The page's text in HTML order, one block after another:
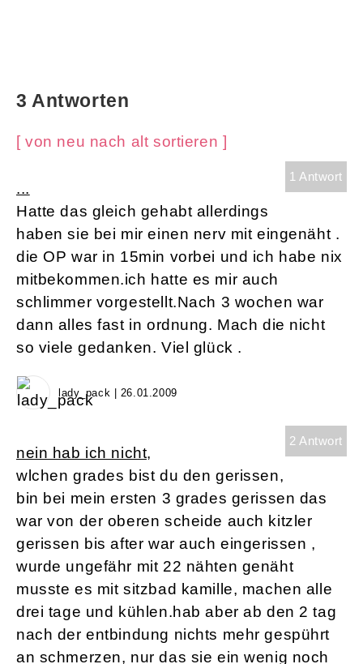
3 Antworten
[ von neu nach alt sortieren ]
1 Antwort
...
Hatte das gleich gehabt allerdings
haben sie bei mir einen nerv mit eingenäht .
die OP war in 15min vorbei und ich habe nix
mitbekommen.ich hatte es mir auch
schlimmer vorgestellt.Nach 3 wochen war
dann alles fast in ordnung. Mach die nicht
so viele gedanken. Viel glück .
lady_pack | 26.01.2009
2 Antwort
nein hab ich nicht,
wlchen grades bist du den gerissen,
bin bei mein ersten 3 grades gerissen das
war von der oberen scheide auch kitzler
gerissen bis after war auch eingerissen ,
wurde ungefähr mit 22 nähten genäht
musste es mit sitzbad kamille, machen alle
drei tage und kühlen.hab aber ab den 2 tag
nach der entbindung nichts mehr gespührt
an schmerzen, nur das sie ein wenig noch